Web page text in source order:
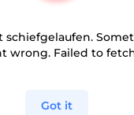
Eröffnungsfeier am Halloweenabend Einfache
schiefgelaufen.
wrong. Failed to
Got it